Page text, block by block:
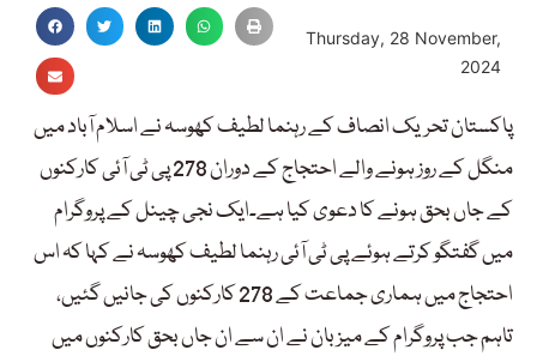
Thursday, 28 November,
2024
پاکستان تحریک انصاف کے رہنما لطیف کھوسہ نے اسلام آباد میں
منگل کے روز ہونے والے احتجاج کے دوران 278 پی ٹی آئی کارکنوں
کے جاں بحق ہونے کا دعوی کیا ہے۔ایک نجی چینل کے پروگرام
میں گفتگو کرتے ہوئے پی ٹی آئی رہنما لطیف کھوسہ نے کہا کہ اس
احتجاج میں ہماری جماعت کے 278 کارکنوں کی جانیں گئیں،
تاہم جب پروگرام کے میزبان نے ان سے ان جاں بحق کارکنوں میں